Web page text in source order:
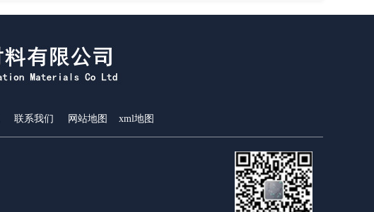
联系我们 网站地图 xml地图